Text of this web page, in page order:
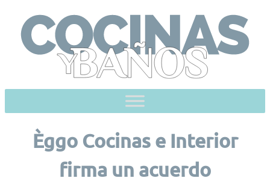
content
Èggo Cocinas e Interior
firma un acuerdo